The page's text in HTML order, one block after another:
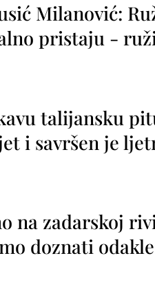
Milanović:
pristaju -
talijansku
i savršen je
na zadarskoj
doznati